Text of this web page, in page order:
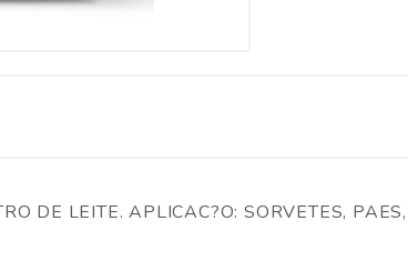
DE LEITE. APLICAC?O: SORVETES,